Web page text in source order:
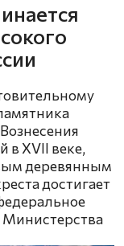
в XVII веке,
деревянным
достигает
Министерства